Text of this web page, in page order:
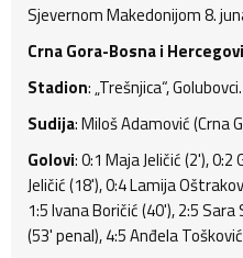
Sjevernom Makedonijom 8.
Crna Gora-Bosna i
Stadion: „Trešnjica“, Golubovci.
Sudija: Miloš Adamović (Crna
Golovi: 0:1 Maja Jeličić (2'),
Jeličić (18'), 0:4 Lamija
1:5 Ivana Boričić (40'), 2:5
(53' penal), 4:5 Anđela